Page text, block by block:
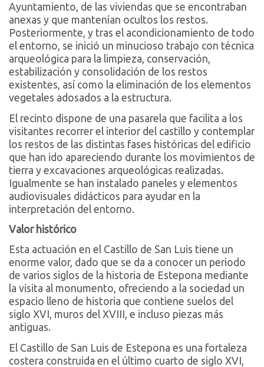
Ayuntamiento, de las viviendas que se encontraban
anexas y que mantenían ocultos los restos.
Posteriormente, y tras el acondicionamiento de todo
el entorno, se inició un minucioso trabajo con técnica
arqueológica para la limpieza, conservación,
estabilización y consolidación de los restos
existentes, así como la eliminación de los elementos
vegetales adosados a la estructura.
El recinto dispone de una pasarela que facilita a los
visitantes recorrer el interior del castillo y contemplar
los restos de las distintas fases históricas del edificio
que han ido apareciendo durante los movimientos de
tierra y excavaciones arqueológicas realizadas.
Igualmente se han instalado paneles y elementos
audiovisuales didácticos para ayudar en la
interpretación del entorno.
Valor histórico
Esta actuación en el Castillo de San Luis tiene un
enorme valor, dado que se da a conocer un periodo
de varios siglos de la historia de Estepona mediante
la visita al monumento, ofreciendo a la sociedad un
espacio lleno de historia que contiene suelos del
siglo XVI, muros del XVIII, e incluso piezas más
antiguas.
El Castillo de San Luis de Estepona es una fortaleza
costera construida en el último cuarto de siglo XVI,